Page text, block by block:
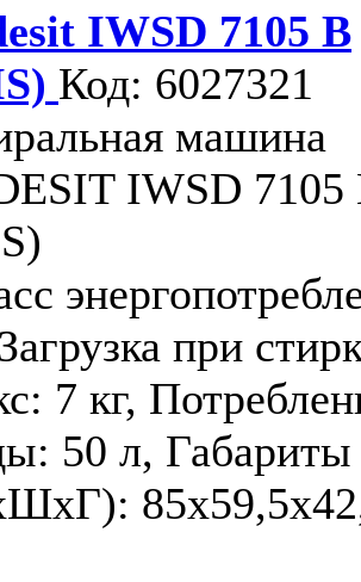
IWSD 7105 B
Код: 6027321
машина
IWSD 7105
при
7 кг,
50 л, Габариты